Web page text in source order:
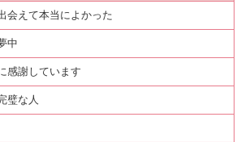
会えて本当によかった
中
感謝しています
璧な人